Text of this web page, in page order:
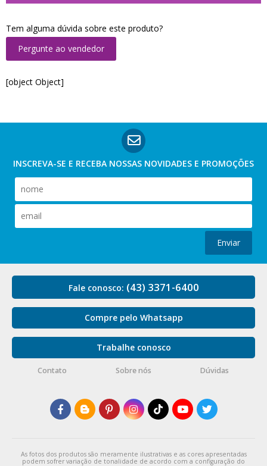
Tem alguma dúvida sobre este produto?
Pergunte ao vendedor
[object Object]
INSCREVA-SE E RECEBA NOSSAS NOVIDADES E PROMOÇÕES
Enviar
Fale conosco: (43) 3371-6400
Compre pelo Whatsapp
Trabalhe conosco
Contato Sobre nós Dúvidas
As fotos dos produtos são meramente ilustrativas e as cores apresentadas
podem sofrer variação de tonalidade de acordo com a configuração do